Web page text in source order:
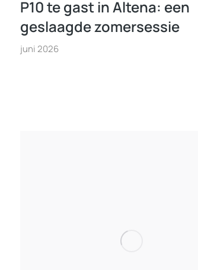
P10 te gast in Altena: een
geslaagde zomersessie
juni 2026